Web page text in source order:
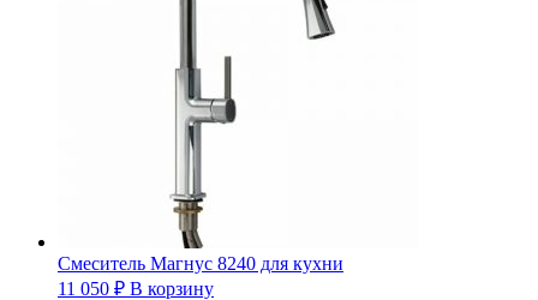
Смеситель Магнус 8240 для кухни
11 050 ₽ В корзину